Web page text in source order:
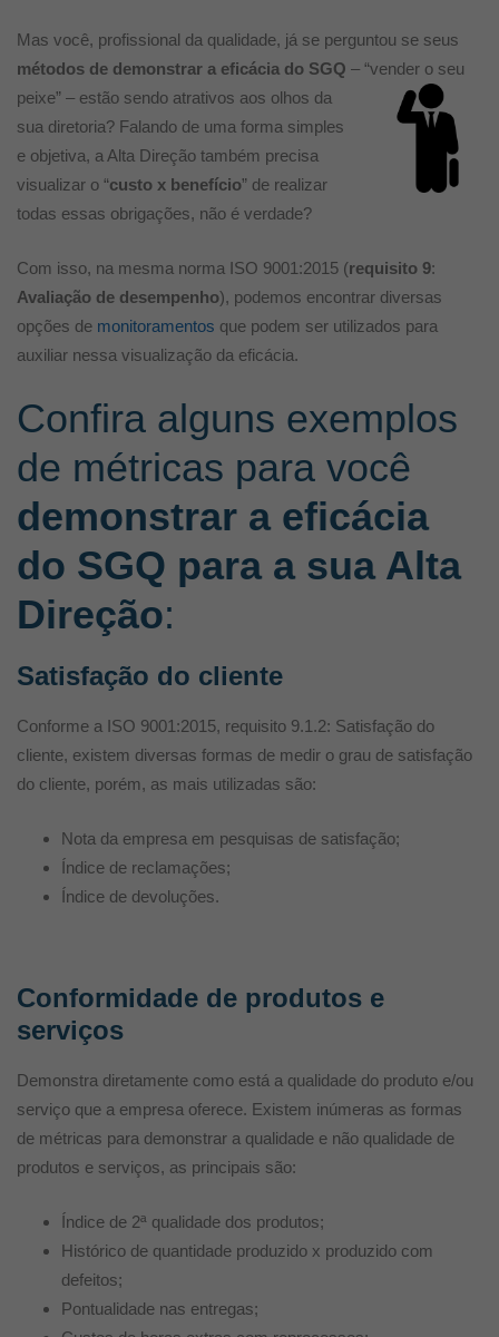
Mas você, profissional da qualidade, já se perguntou se seus
métodos de demonstrar a eficácia do SGQ – “vender o seu
peixe” – estão sendo atrativos aos olhos da
sua diretoria? Falando de uma forma simples
e objetiva, a Alta Direção também precisa
visualizar o “custo x benefício” de realizar
todas essas obrigações, não é verdade?
Com isso, na mesma norma ISO 9001:2015 (requisito 9:
Avaliação de desempenho), podemos encontrar diversas
opções de monitoramentos que podem ser utilizados para
auxiliar nessa visualização da eficácia.
Confira alguns exemplos
de métricas para você
demonstrar a eficácia
do SGQ para a sua Alta
Direção:
Satisfação do cliente
Conforme a ISO 9001:2015, requisito 9.1.2: Satisfação do
cliente, existem diversas formas de medir o grau de satisfação
do cliente, porém, as mais utilizadas são:
Nota da empresa em pesquisas de satisfação;
Índice de reclamações;
Índice de devoluções.
Conformidade de produtos e
serviços
Demonstra diretamente como está a qualidade do produto e/ou
serviço que a empresa oferece. Existem inúmeras as formas
de métricas para demonstrar a qualidade e não qualidade de
produtos e serviços, as principais são:
Índice de 2ª qualidade dos produtos;
Histórico de quantidade produzido x produzido com
defeitos;
Pontualidade nas entregas;